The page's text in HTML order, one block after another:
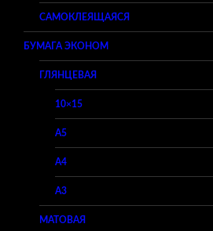
САМОКЛЕЯЩАЯСЯ
БУМАГА ЭКОНОМ
ГЛЯНЦЕВАЯ
10×15
A5
A4
A3
МАТОВАЯ